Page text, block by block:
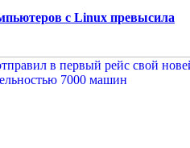
с Linux превысила